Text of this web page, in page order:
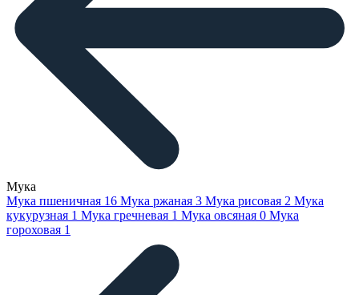
Мука
Мука пшеничная 16 Мука ржаная 3 Мука рисовая 2 Мука
кукурузная 1 Мука гречневая 1 Мука овсяная 0 Мука
гороховая 1